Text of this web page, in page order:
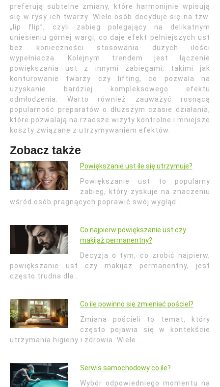
preferują subtelne zmiany, które harmonijnie wpisują
się w rysy ich twarzy. Wiele osób decyduje się na tzw.
„lip flip”, czyli zabieg polegający na delikatnym
uniesieniu górnej wargi, co daje efekt pełniejszych ust
bez konieczności stosowania dużych ilości
wypełniacza. Kolejnym trendem jest łączenie
powiększania ust z innymi zabiegami, takimi jak
konturowanie twarzy czy lifting, co pozwala na
uzyskanie bardziej kompleksowego efektu
odmłodzenia. Warto również zauważyć rosnącą
popularność preparatów o dłuższym czasie działania,
które pozwalają na rzadsze wizyty kontrolne i mniejsze
koszty związane z utrzymywaniem efektów.
Zobacz także
Powiększanie ust ile się utrzymuje?
Powiększanie ust to popularny
zabieg, który zyskuje na znaczeniu
wśród osób pragnących poprawić swój wygląd.…
Co najpierw powiększanie ust czy
makijaż permanentny?
Decyzja o tym, co zrobić najpierw,
powiększanie ust czy makijaż permanentny, jest
często trudna dla…
Co ile powinno się zmieniać pościel?
Zmiana pościeli to temat, który
często pojawia się w kontekście
utrzymania higieny i zdrowia. Wiele…
Serwis samochodowy co ile?
Wybór odpowiedniego momentu na